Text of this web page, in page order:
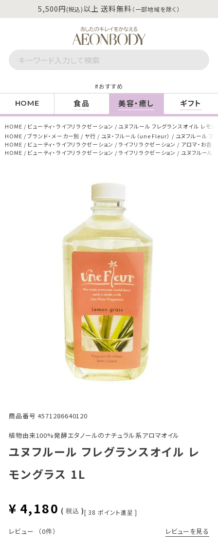
5,500円(税込)以上 送料無料 （一部地域を除く）
おすすめ
HOME 食品 美容・癒し ギフト
HOME ビューティ・ライフリラクゼーション
ユヌフルール フレグランスオイル レモ
HOME
ブランド・メーカー別 ヤ行 ユヌ・フルール（une Fleur）
ユヌフルール フ
HOME
ビューティ・ライフリラクゼーション ライフリラクゼーション アロマ・お香
HOME
ビューティ・ライフリラクゼーション ライフリラクゼーション ユヌフルール
商品番号 4571286640120
植物由来100%発酵エタノールのナチュラル系アロマオイル
ユヌフルール フレグランスオイル レ
モングラス 1L
¥ 4,180 税込 [ 38 ポイント進呈 ]
レビュー （0件） レビューを見る